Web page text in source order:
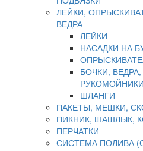
ЛЕЙКИ,
ВЕДРА
ЛЕЙКИ
НАСАДКИ НА
БОЧКИ,
ШЛАНГИ
ПАКЕТЫ, МЕШКИ,
ПИКНИК, ШАШЛЫК,
ПЕРЧАТКИ
СИСТЕМА ПОЛИВА